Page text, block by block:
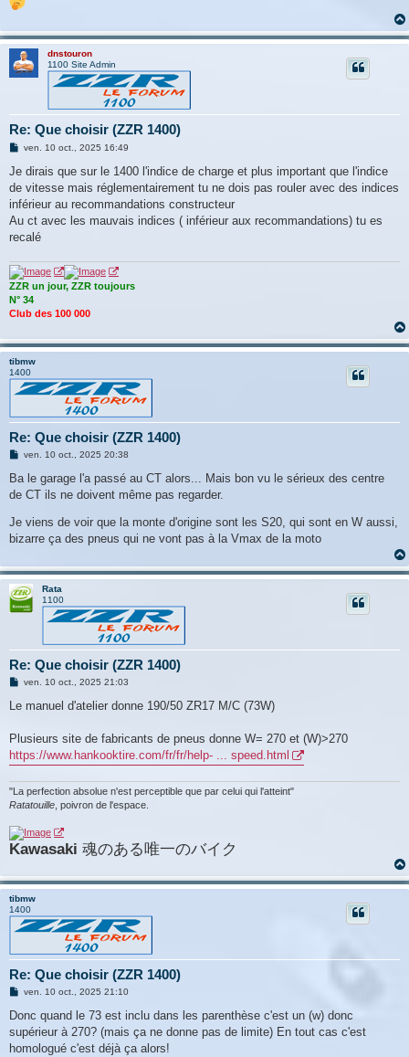
dnstouron
1100 Site Admin
Re: Que choisir (ZZR 1400)
M
s
a
g
ven. 10 oct., 2025 16:49
Je dirais que sur le 1400 l'indice de charge et plus important que l'indice
de vitesse mais réglementairement tu ne dois pas rouler avec des indices
inférieur au recommandations constructeur
Au ct avec les mauvais indices ( inférieur aux recommandations) tu es
recalé
ZZR un jour, ZZR toujours
N° 34
Club des 100 000
tibmw
1400
Re: Que choisir (ZZR 1400)
M
s
a
e
ven. 10 oct., 2025 20:38
Ba le garage l'a passé au CT alors... Mais bon vu le sérieux des centre
de CT ils ne doivent même pas regarder.
Je viens de voir que la monte d'origine sont les S20, qui sont en W aussi,
bizarre ça des pneus qui ne vont pas à la Vmax de la moto
Rata
1100
Re: Que choisir (ZZR 1400)
M
s
g
ven. 10 oct., 2025 21:03
Le manuel d'atelier donne 190/50 ZR17 M/C (73W)
Plusieurs site de fabricants de pneus donne W= 270 et (W)>270
https://www.hankooktire.com/fr/fr/help- ... speed.html
"La perfection absolue n'est perceptible que par celui qui l'atteint"
Ratatouille , poivron de l'espace.
Kawasaki 魂のある唯一のバイク
tibmw
1400
Re: Que choisir (ZZR 1400)
M
s
a
g
ven. 10 oct., 2025 21:10
Donc quand le 73 est inclu dans les parenthèse c'est un (w) donc
supérieur à 270? (mais ça ne donne pas de limite) En tout cas c'est
homologué c'est déjà ça alors!